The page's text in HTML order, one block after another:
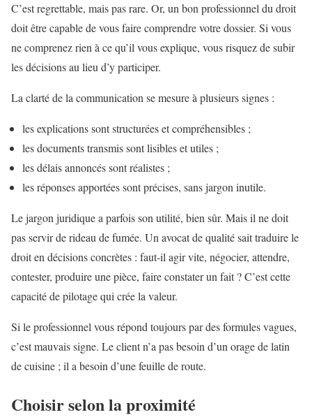
C’est regrettable, mais pas rare. Or, un bon professionnel du droit
doit être capable de vous faire comprendre votre dossier. Si vous
ne comprenez rien à ce qu’il vous explique, vous risquez de subir
les décisions au lieu d’y participer.
La clarté de la communication se mesure à plusieurs signes :
les explications sont structurées et compréhensibles ;
les documents transmis sont lisibles et utiles ;
les délais annoncés sont réalistes ;
les réponses apportées sont précises, sans jargon inutile.
Le jargon juridique a parfois son utilité, bien sûr. Mais il ne doit
pas servir de rideau de fumée. Un avocat de qualité sait traduire le
droit en décisions concrètes : faut-il agir vite, négocier, attendre,
contester, produire une pièce, faire constater un fait ? C’est cette
capacité de pilotage qui crée la valeur.
Si le professionnel vous répond toujours par des formules vagues,
c’est mauvais signe. Le client n’a pas besoin d’un orage de latin
de cuisine ; il a besoin d’une feuille de route.
Choisir selon la proximité